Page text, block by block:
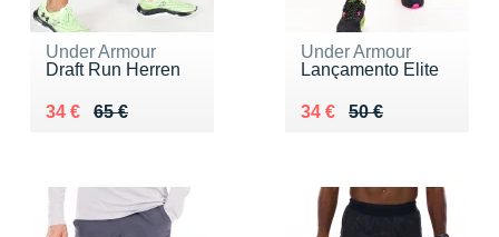
Under Armour
Draft Run Herren
65 €
Au lieu de 65 €
34 €
Vendu 34 €
Under Armour
Lançamento Elite
50 €
Au lieu de 50 €
34 €
Vendu 34 €